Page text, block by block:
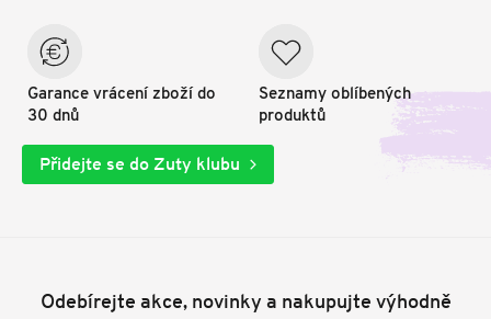
Garance vrácení zboží do
30 dnů
Seznamy oblíbených
produktů
Přidejte se do Zuty klubu
Odebírejte akce, novinky a nakupujte výhodně